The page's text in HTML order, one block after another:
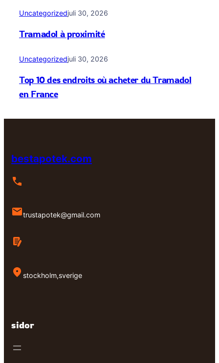
Uncategorizedjuli 30, 2026
Tramadol à proximité
Uncategorizedjuli 30, 2026
Top 10 des endroits où acheter du Tramadol
en France
bestapotek.com
trustapotek@gmail.com
stockholm,sverige
sidor